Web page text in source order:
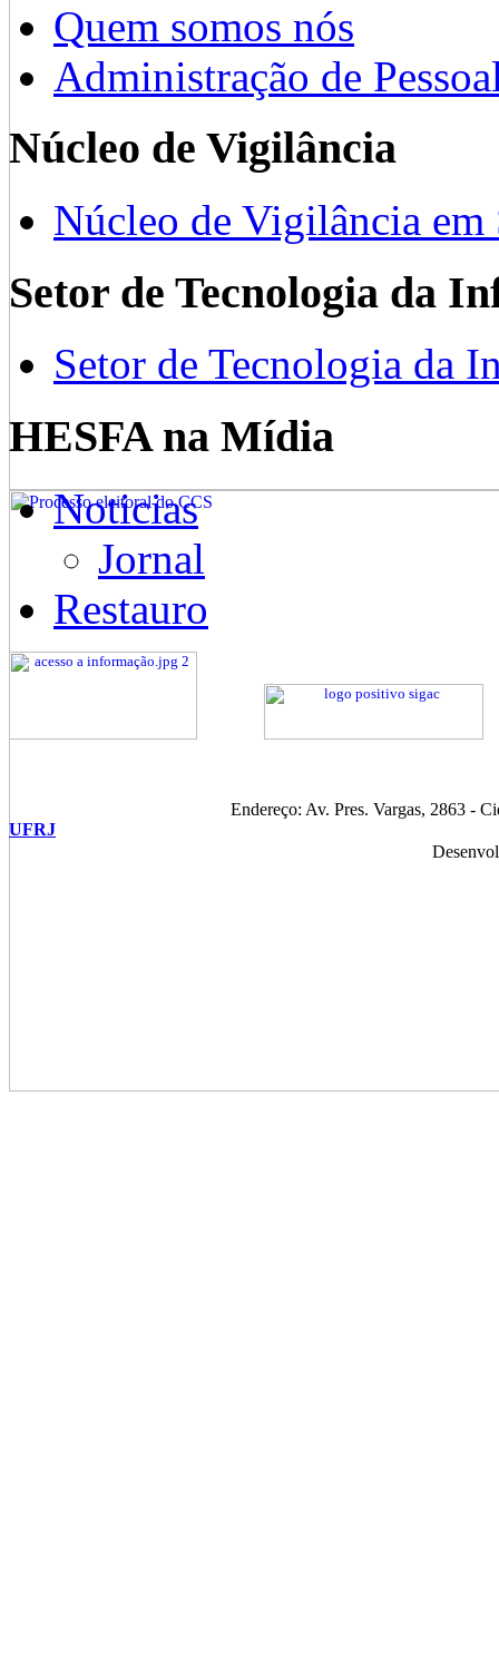
Quem somos nós
Administração de
Núcleo de Vigilância
Núcleo de Vigilância em
Setor de Tecnologia da
Setor de Tecnologia da
HESFA na Mídia
Noticias
Jornal
Restauro
Endereço: Av. Pres. Vargas, 2863 -
UFRJ